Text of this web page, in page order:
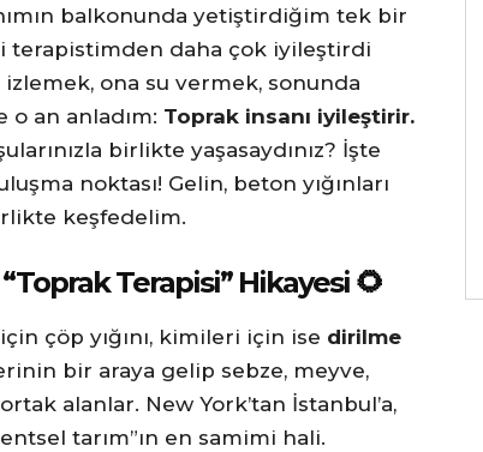
balkonunda yetiştirdiğim tek bir
terapistimden daha çok iyileştirdi
ona su vermek, sonunda
o an anladım: Toprak insanı iyileştirir.
birlikte yaşasaydınız? İşte
noktası! Gelin, beton yığınları
keşfedelim.
Terapisi” Hikayesi 🌻
çöp yığını, kimileri için ise dirilme
bir araya gelip sebze, meyve,
alanlar. New York’tan İstanbul’a,
tarım”ın en samimi hali.